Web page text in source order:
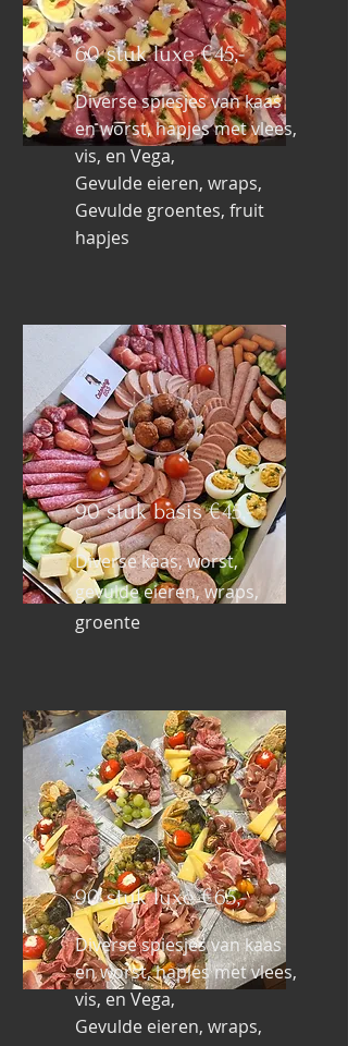
60 stuk luxe €45,-
Diverse spiesjes van kaas
en worst, hapjes met vlees,
vis, en Vega,
Gevulde eieren, wraps,
Gevulde groentes, fruit
hapjes
90 stuk basis €45,-
Diverse kaas, worst,
gevulde eieren, wraps,
groente
90 stuk luxe €65,-
Diverse spiesjes van kaas
en worst, hapjes met vlees,
vis, en Vega,
Gevulde eieren, wraps,